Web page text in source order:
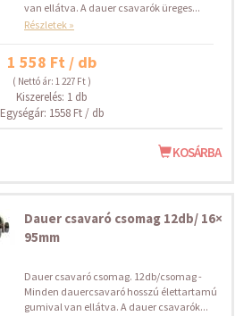
van ellátva. A dauer csavarók üreges...
Részletek »
1 558 Ft / db
( Nettó ár: 1 227 Ft )
Kiszerelés: 1 db
Egységár: 1558 Ft / db
KOSÁRBA
Dauer csavaró csomag 12db/ 16×
95mm
Dauer csavaró csomag. 12db/csomag -
Minden dauercsavaró hosszú élettartamú
gumival van ellátva. A dauer csavarók...